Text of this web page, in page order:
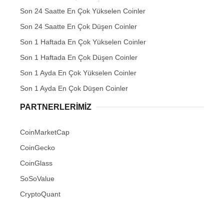
Son 24 Saatte En Çok Yükselen Coinler
Son 24 Saatte En Çok Düşen Coinler
Son 1 Haftada En Çok Yükselen Coinler
Son 1 Haftada En Çok Düşen Coinler
Son 1 Ayda En Çok Yükselen Coinler
Son 1 Ayda En Çok Düşen Coinler
PARTNERLERIMIZ
CoinMarketCap
CoinGecko
CoinGlass
SoSoValue
CryptoQuant